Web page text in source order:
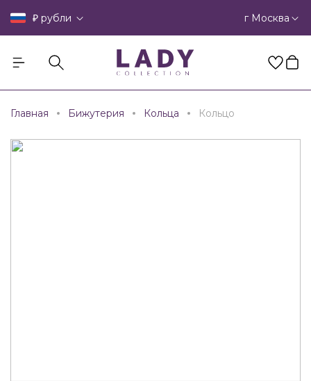
₽ рубли г Москва
Главная Бижутерия Кольца Кольцо